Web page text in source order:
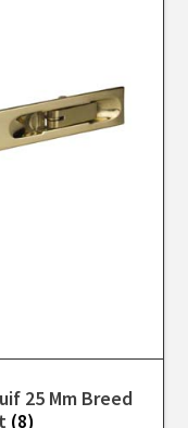
25 Mm Breed
(8)